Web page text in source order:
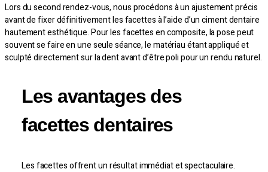
Lors du second rendez-vous, nous procédons à un ajustement précis
avant de fixer définitivement les facettes à l’aide d’un ciment dentaire
hautement esthétique. Pour les facettes en composite, la pose peut
souvent se faire en une seule séance, le matériau étant appliqué et
sculpté directement sur la dent avant d’être poli pour un rendu naturel.
Les avantages des
facettes dentaires
Les facettes offrent un résultat immédiat et spectaculaire.